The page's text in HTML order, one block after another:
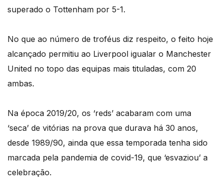
superado o Tottenham por 5-1.
No que ao número de troféus diz respeito, o feito hoje
alcançado permitiu ao Liverpool igualar o Manchester
United no topo das equipas mais tituladas, com 20
ambas.
Na época 2019/20, os ‘reds’ acabaram com uma
‘seca’ de vitórias na prova que durava há 30 anos,
desde 1989/90, ainda que essa temporada tenha sido
marcada pela pandemia de covid-19, que ‘esvaziou’ a
celebração.